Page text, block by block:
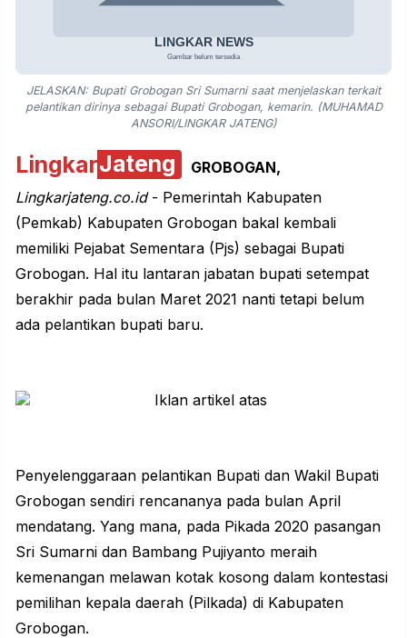
JELASKAN: Bupati Grobogan Sri Sumarni saat menjelaskan terkait
pelantikan dirinya sebagai Bupati Grobogan, kemarin. (MUHAMAD
ANSORI/LINGKAR JATENG)
LingkarJateng
GROBOGAN,
Lingkarjateng.co.id - Pemerintah Kabupaten
(Pemkab) Kabupaten Grobogan bakal kembali
memiliki Pejabat Sementara (Pjs) sebagai Bupati
Grobogan. Hal itu lantaran jabatan bupati setempat
berakhir pada bulan Maret 2021 nanti tetapi belum
ada pelantikan bupati baru.
Penyelenggaraan pelantikan Bupati dan Wakil Bupati
Grobogan sendiri rencananya pada bulan April
mendatang. Yang mana, pada Pikada 2020 pasangan
Sri Sumarni dan Bambang Pujiyanto meraih
kemenangan melawan kotak kosong dalam kontestasi
pemilihan kepala daerah (Pilkada) di Kabupaten
Grobogan.